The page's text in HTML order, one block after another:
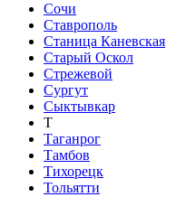
Сочи
Ставрополь
Станица Каневская
Старый Оскол
Стрежевой
Сургут
Сыктывкар
Т
Таганрог
Тамбов
Тихорецк
Тольятти